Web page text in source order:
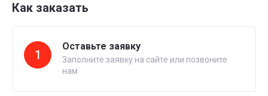
Как заказать
1
Оставьте заявку
Заполните заявку на сайте или позвоните
нам